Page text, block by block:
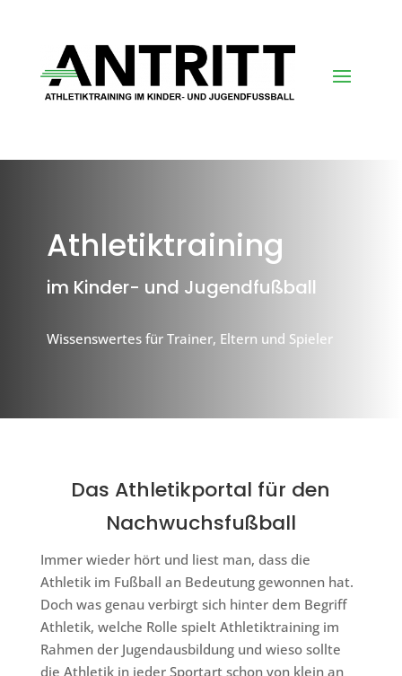
Athletiktraining
im Kinder- und Jugendfußball
Wissenswertes für Trainer, Eltern und Spieler
Das Athletikportal für den
Nachwuchsfußball
Immer wieder hört und liest man, dass die
Athletik im Fußball an Bedeutung gewonnen hat.
Doch was genau verbirgt sich hinter dem Begriff
Athletik, welche Rolle spielt Athletiktraining im
Rahmen der Jugendausbildung und wieso sollte
die Athletik in jeder Sportart schon von klein an